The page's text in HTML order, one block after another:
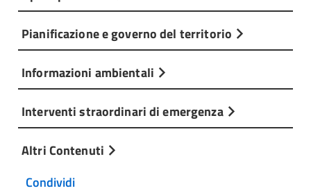
Pianificazione e governo del territorio
Informazioni ambientali
Interventi straordinari di emergenza
Altri Contenuti
Condividi